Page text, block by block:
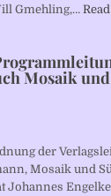
Gmehling,…
Mosaik
der
Mosaik und
Johannes